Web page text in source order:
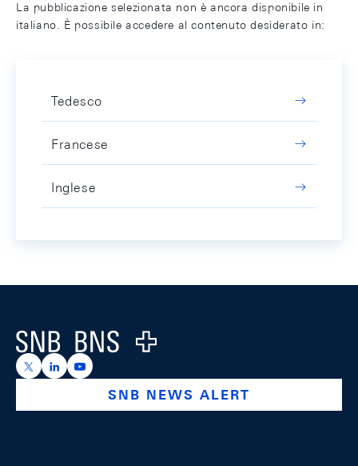
La pubblicazione selezionata non è ancora disponibile in
italiano. È possibile accedere al contenuto desiderato in:
Tedesco
Francese
Inglese
Logo
https://x.com/snb_bns
https://ch.linkedin.com/company/swiss-national-
https://www.youtube.com/@swissnationalbank
SNB NEWS ALERT